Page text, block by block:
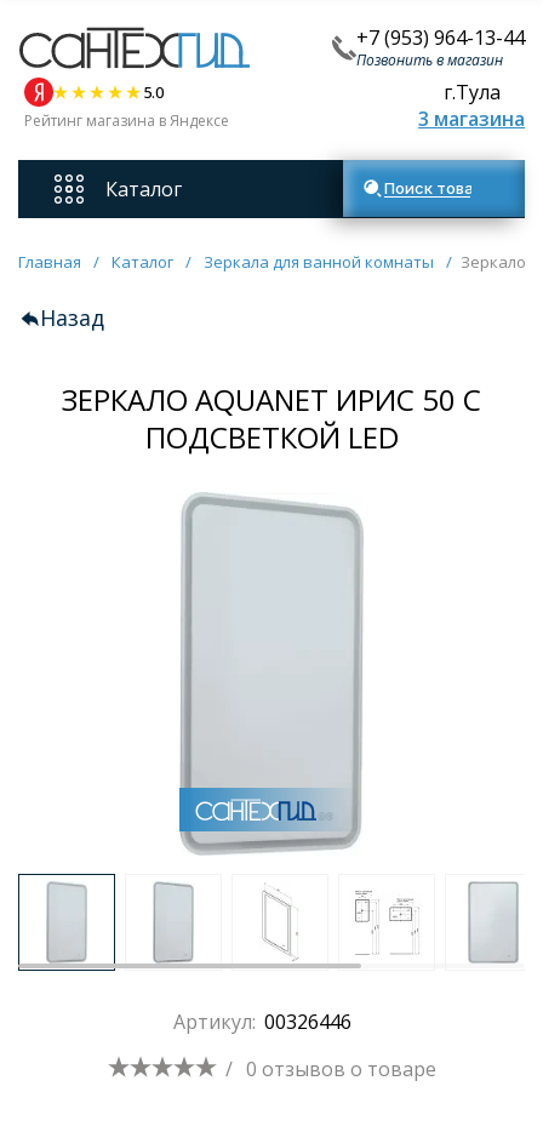
+7 (953) 964-13-44
Позвонить в магазин
5.0
Рейтинг магазина в Яндексе
г.Тула
3 магазина
Каталог
Смесители
Унитазы
Мебель для ванных комнат
Аксессуары для ванных комнат
Зеркала
Душевые поддоны
Душевые уголки и ограждения
Поиск товаров
Главная / Каталог / Зеркала для ванной комнаты / Зеркало
Назад
ЗЕРКАЛО AQUANET ИРИС 50 С
ПОДСВЕТКОЙ LED
Артикул: 00326446
/ 0 отзывов о товаре